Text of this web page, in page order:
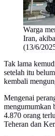
Warga
Iran,
(13/6/
Tak lama
setelah itu
kembali
Mengenai
mengumumkan
4.870 orang
Teheran dan